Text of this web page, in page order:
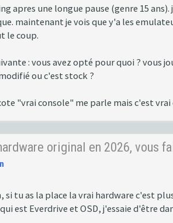
apres une longue pause (genre 15
maintenant je vois que y'a les
le coup.
: vous avez opté pour quoi ? vous
ou c'est stock ?
"vrai console" me parle mais c'est
original en 2026, vous
si tu as la place la vrai hardware c'est
est Everdrive et OSD, j'essaie d'être